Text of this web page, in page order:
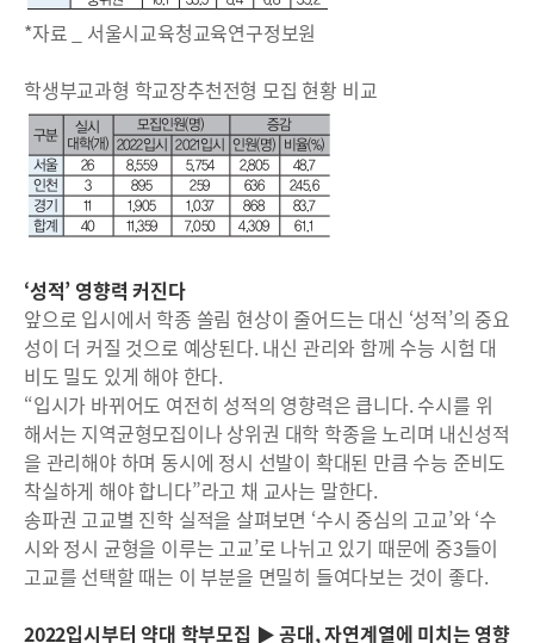
*자료 _ 서울시교육청교육연구정보원
학생부교과형 학교장추천전형 모집 현황 비교
‘성적’ 영향력 커진다
앞으로 입시에서 학종 쏠림 현상이 줄어드는 대신 ‘성적’의 중요
성이 더 커질 것으로 예상된다. 내신 관리와 함께 수능 시험 대
비도 밀도 있게 해야 한다.
“입시가 바뀌어도 여전히 성적의 영향력은 큽니다. 수시를 위
해서는 지역균형모집이나 상위권 대학 학종을 노리며 내신성적
을 관리해야 하며 동시에 정시 선발이 확대된 만큼 수능 준비도
착실하게 해야 합니다”라고 채 교사는 말한다.
송파권 고교별 진학 실적을 살펴보면 ‘수시 중심의 고교’와 ‘수
시와 정시 균형을 이루는 고교’로 나뉘고 있기 때문에 중3들이
고교를 선택할 때는 이 부분을 면밀히 들여다보는 것이 좋다.
2022입시부터 약대 학부모집 ▶ 공대, 자연계열에 미치는 영향